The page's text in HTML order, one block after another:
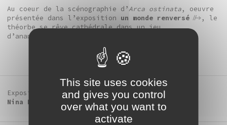
Au coeur de la scénographie d’Arca ostinata, oeuvre
présentée dans l’exposition un monde renversé
, le
théorbe se rêve cathédrale dans un jeu
d’anamorphoses musicales et de timbres altérés.
Exposition
Nina Laisné, un monde renversé
This site uses cookies
and gives you control
over what you want to
activate